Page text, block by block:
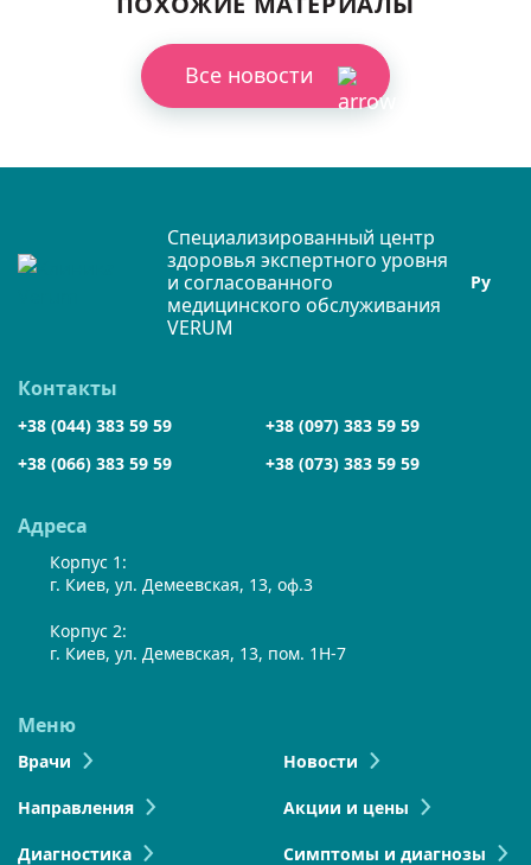
Все новости
Специализированный центр
здоровья экспертного уровня
и согласованного
медицинского обслуживания
VERUM
Ру
Адреса
Корпус 1:
г. Киев, ул. Демеевская, 13, оф.3
Корпус 2:
г. Киев, ул. Демевская, 13, пом. 1Н-7
Меню
Врачи
Направления
Диагностика
Новости
Акции и цены
Симптомы и диагнозы
Контакты
+38 (044) 383 59 59
+38 (097) 383 59 59
+38 (066) 383 59 59
+38 (073) 383 59 59